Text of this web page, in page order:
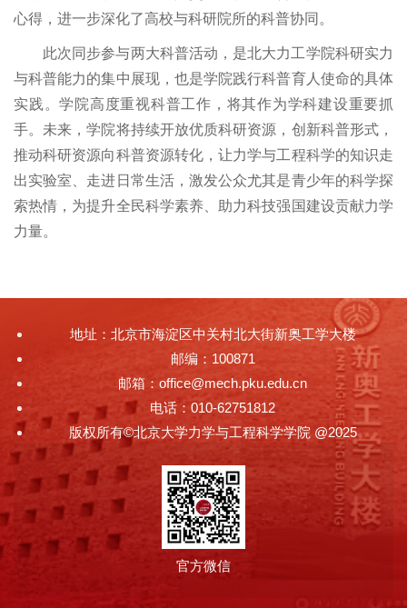
心得，进一步深化了高校与科研院所的科普协同。
此次同步参与两大科普活动，是北大力工学院科研实力
与科普能力的集中展现，也是学院践行科普育人使命的具体
实践。学院高度重视科普工作，将其作为学科建设重要抓
手。未来，学院将持续开放优质科研资源，创新科普形式，
推动科研资源向科普资源转化，让力学与工程科学的知识走
出实验室、走进日常生活，激发公众尤其是青少年的科学探
索热情，为提升全民科学素养、助力科技强国建设贡献力学
力量。
地址：北京市海淀区中关村北大街新奥工学大楼
邮编：100871
邮箱：office@mech.pku.edu.cn
电话：010-62751812
版权所有©北京大学力学与工程科学学院 @2025
官方微信